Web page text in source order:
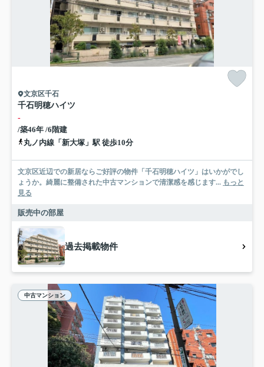
文京区千石
千石明穂ハイツ
-
/築46年 /6階建
丸ノ内線「新大塚」駅 徒歩10分
文京区近辺での新居ならご好評の物件「千石明穂ハイツ」はいかがでし
ょうか。綺麗に整備された中古マンションで清潔感を感じます... もっと
見る
販売中の部屋
過去掲載物件
中古マンション